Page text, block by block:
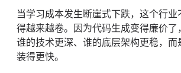
当学习成本发生断崖式下跌，这个行
得越来越卷。因为代码生成变得廉价
谁的技术更深、谁的底层架构更稳，
装得更快。